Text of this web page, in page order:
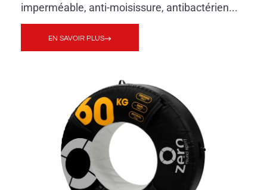
imperméable, anti-moisissure, antibactérien...
EN SAVOIR PLUS